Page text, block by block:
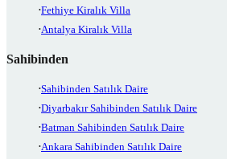
Fethiye Kiralık Villa
Antalya Kiralık Villa
Sahibinden
Sahibinden Satılık Daire
Diyarbakır Sahibinden Satılık Daire
Batman Sahibinden Satılık Daire
Ankara Sahibinden Satılık Daire